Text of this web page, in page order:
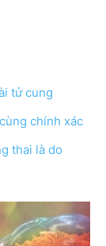
tử cung
chính xác
thai là do